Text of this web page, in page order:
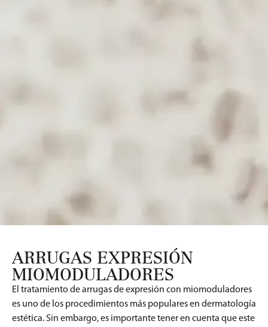
ARRUGAS EXPRESIÓN
MIOMODULADORES
El tratamiento de arrugas de expresión con miomoduladores
es uno de los procedimientos más populares en dermatología
estética. Sin embargo, es importante tener en cuenta que este